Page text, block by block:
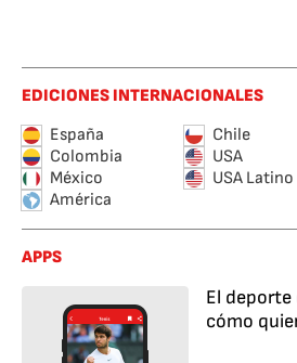
EDICIONES INTERNACIONALES
España
Chile
Colombia
USA
México
USA Latino
América
APPS
El
cómo